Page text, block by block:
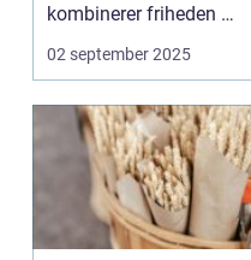
kombinerer friheden på
to hjul med no...
02 september 2025